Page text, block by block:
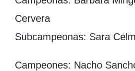
Cervera
Subcampeonas: Sara
Campeones: Nacho